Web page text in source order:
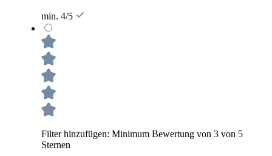
min. 4/5
Filter hinzufügen: Minimum Bewertung von 3 von 5
Sternen